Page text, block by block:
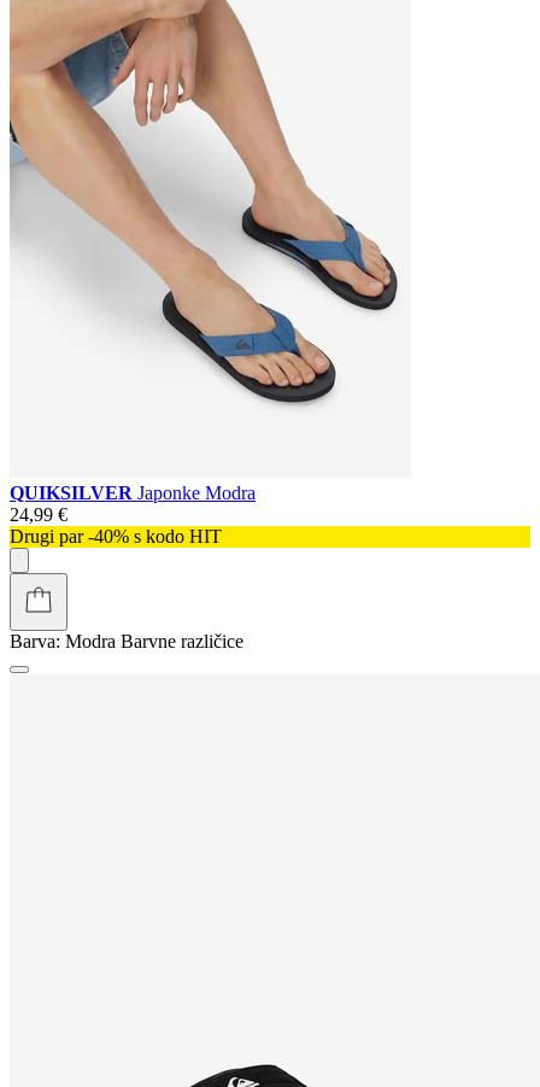
QUIKSILVER Japonke Modra
24,99 €
Drugi par -40% s kodo HIT
Barva: Modra Barvne različice